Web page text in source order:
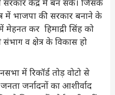
में भाजपा की सरकार बनाने के
कर हिमाद्री सिंह को
व क्षेत्र के विकास हो
में रिकॉर्ड तोड़ वोटो से
जर्नादनों का आशीर्वाद